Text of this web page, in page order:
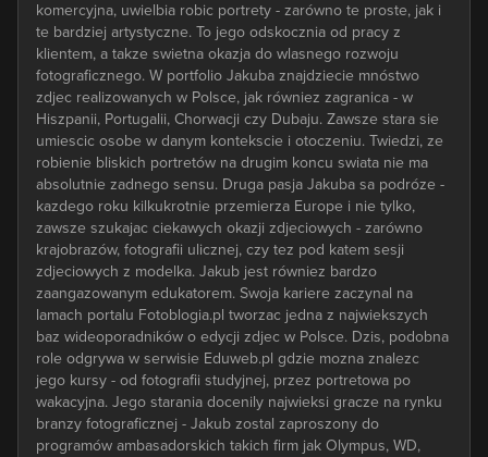
komercyjna, uwielbia robic portrety - zarówno te proste, jak i
te bardziej artystyczne. To jego odskocznia od pracy z
klientem, a takze swietna okazja do wlasnego rozwoju
fotograficznego. W portfolio Jakuba znajdziecie mnóstwo
zdjec realizowanych w Polsce, jak równiez zagranica - w
Hiszpanii, Portugalii, Chorwacji czy Dubaju. Zawsze stara sie
umiescic osobe w danym kontekscie i otoczeniu. Twiedzi, ze
robienie bliskich portretów na drugim koncu swiata nie ma
absolutnie zadnego sensu. Druga pasja Jakuba sa podróze -
kazdego roku kilkukrotnie przemierza Europe i nie tylko,
zawsze szukajac ciekawych okazji zdjeciowych - zarówno
krajobrazów, fotografii ulicznej, czy tez pod katem sesji
zdjeciowych z modelka. Jakub jest równiez bardzo
zaangazowanym edukatorem. Swoja kariere zaczynal na
lamach portalu Fotoblogia.pl tworzac jedna z najwiekszych
baz wideoporadników o edycji zdjec w Polsce. Dzis, podobna
role odgrywa w serwisie Eduweb.pl gdzie mozna znalezc
jego kursy - od fotografii studyjnej, przez portretowa po
wakacyjna. Jego starania docenily najwieksi gracze na rynku
branzy fotograficznej - Jakub zostal zaproszony do
programów ambasadorskich takich firm jak Olympus, WD,